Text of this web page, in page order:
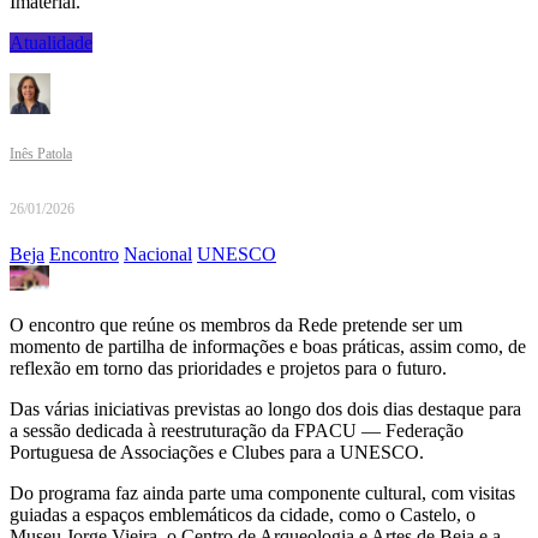
Atualidade
Inês Patola
26/01/2026
Beja Encontro Nacional UNESCO
O encontro que reúne os membros da Rede pretende ser um
momento de partilha de informações e boas práticas, assim como, de
reflexão em torno das prioridades e projetos para o futuro.
Das várias iniciativas previstas ao longo dos dois dias destaque para
a sessão dedicada à reestruturação da FPACU — Federação
Portuguesa de Associações e Clubes para a UNESCO.
Do programa faz ainda parte uma componente cultural, com visitas
guiadas a espaços emblemáticos da cidade, como o Castelo, o